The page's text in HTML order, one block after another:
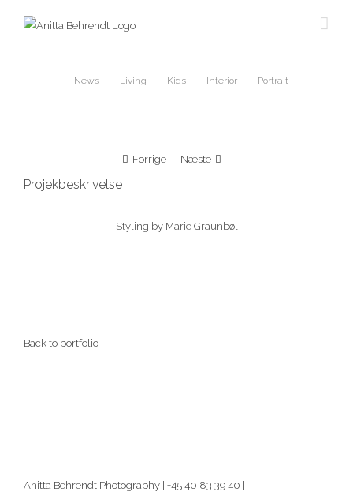
News Living Kids Interior Portrait
Forrige Næste
Projekbeskrivelse
Styling by Marie Graunbøl
Back to portfolio
Anitta Behrendt Photography | +45 40 83 39 40 |